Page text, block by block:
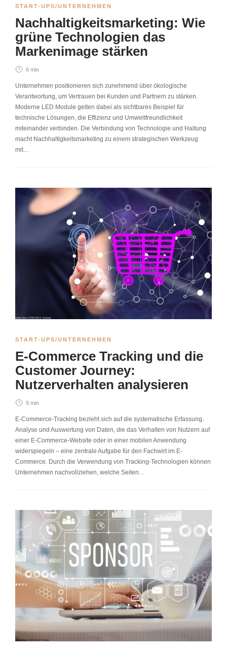
START-UPS/UNTERNEHMEN
Nachhaltigkeitsmarketing: Wie
grüne Technologien das
Markenimage stärken
6 min
Unternehmen positionieren sich zunehmend über ökologische
Verantwortung, um Vertrauen bei Kunden und Partnern zu stärken.
Moderne LED Module gelten dabei als sichtbares Beispiel für
technische Lösungen, die Effizienz und Umweltfreundlichkeit
miteinander verbinden. Die Verbindung von Technologie und Haltung
macht Nachhaltigkeitsmarketing zu einem strategischen Werkzeug
mit…
START-UPS/UNTERNEHMEN
E-Commerce Tracking und die
Customer Journey:
Nutzerverhalten analysieren
9 min
E-Commerce-Tracking bezieht sich auf die systematische Erfassung,
Analyse und Auswertung von Daten, die das Verhalten von Nutzern auf
einer E-Commerce-Website oder in einer mobilen Anwendung
widerspiegeln – eine zentrale Aufgabe für den Fachwirt im E-
Commerce. Durch die Verwendung von Tracking-Technologien können
Unternehmen nachvollziehen, welche Seiten…